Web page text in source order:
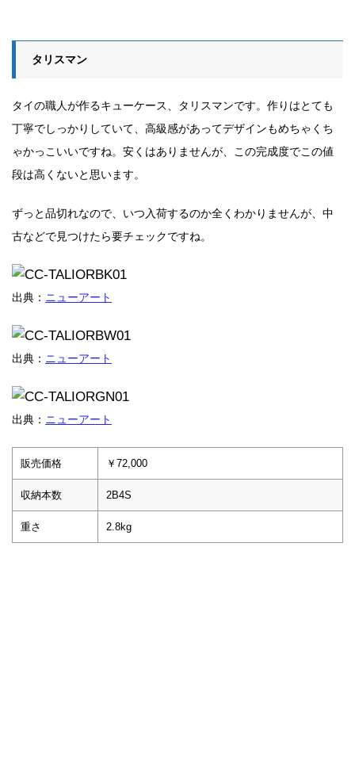
タリスマン
タイの職人が作るキューケース、タリスマンです。作りはとても
丁寧でしっかりしていて、高級感があってデザインもめちゃくち
ゃかっこいいですね。安くはありませんが、この完成度でこの値
段は高くないと思います。
ずっと品切れなので、いつ入荷するのか全くわかりませんが、中
古などで見つけたら要チェックですね。
出典： ニューアート
出典： ニューアート
出典： ニューアート
販売価格 ￥72,000
収納本数 2B4S
重さ 2.8kg